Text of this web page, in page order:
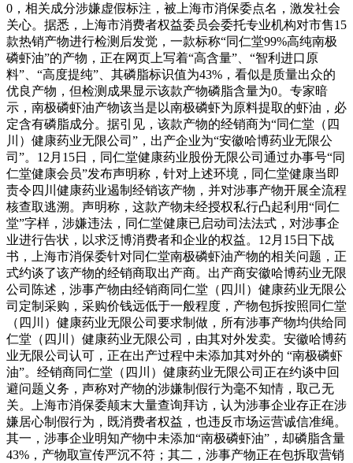
0，相关成分涉嫌虚假标注，被上海市消保委点名，激发社会
关心。据悉，上海市消费者权益委员会委托专业机构对市售15
款热销产物进行检测后发觉，一款标称“同仁堂99%高纯南极
磷虾油”的产物，正在网页上写着“高含量”、“智利进口原
料”、“高度提纯”、其磷脂标识值为43%，看似是质量出众的
优良产物，但检测成果显示该款产物磷脂含量为0。专家暗
示，南极磷虾油产物该当是以南极磷虾为原料提取的虾油，必
定含有磷脂成分。据引见，该款产物的经销商为“同仁堂（四
川）健康药业无限公司”，出产企业为“安徽哈博药业无限公
司”。12月15日，同仁堂健康药业股份无限公司通过办事号“同
仁堂健康会员”发布声明称，针对上述环境，同仁堂健康当即
责令四川健康药业遏制经销该产物，并对涉事产物开展全流程
核查取逃溯。声明称，这款产物未经授权私行凸起利用“同仁
堂”字样，涉嫌违法，同仁堂健康已启动司法法式，对涉事企
业进行告状，以求泛博消费者和企业的权益。12月15日下战
书，上海市消保委针对同仁堂南极磷虾油产物的相关问题，正
式约谈了该产物的经销商取出产商。出产商安徽哈博药业无限
公司陈述，涉事产物由经销商同仁堂（四川）健康药业无限公
司定制采购，采购价钱远低于一般程度，产物包拆按照同仁堂
（四川）健康药业无限公司要求制做，所有涉事产物均供给同
仁堂（四川）健康药业无限公司，由其对外发卖。安徽哈博药
业无限公司认可，正在出产过程中未添加其对外的 “南极磷虾
油”。经销商同仁堂（四川）健康药业无限公司正在约谈中回
避问题义务，声称对产物的涉嫌制假行为毫不知情，取己无
关。上海市消保委颠末大量查询拜访，认为涉事企业存正在涉
嫌居心制假行为，既消费者权益，也违反市场运营诚信准绳。
其一，涉事企业明知产物中未添加“南极磷虾油”，却磷脂含量
43%，产物取宣传严沉不符；其二，涉事产物正在包拆取营销